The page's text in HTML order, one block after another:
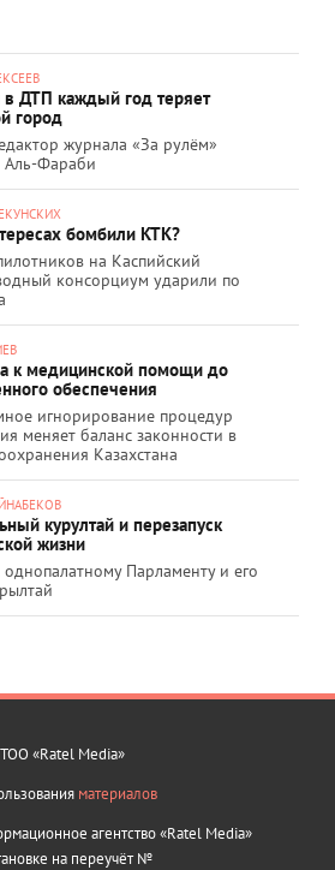
в ДТП каждый год теряет
город
журнала «За рулём»
Аль-Фараби
бомбили КТК?
на Каспийский
консорциум ударили по
к медицинской помощи до
обеспечения
игнорирование процедур
меняет баланс законности в
Казахстана
курултай и перезапуск
жизни
Парламенту и его
«Ratel Media»
материалов
агентство «Ratel Media»
на переучёт №